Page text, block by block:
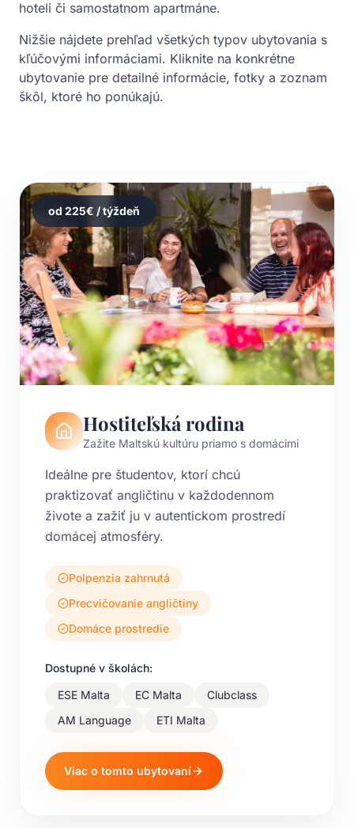
hoteli či samostatnom apartmáne.
Nižšie nájdete prehľad všetkých typov ubytovania s
kľúčovými informáciami. Kliknite na konkrétne
ubytovanie pre detailné informácie, fotky a zoznam
škôl, ktoré ho ponúkajú.
od 225€ / týždeň
Hostiteľská rodina
Zažite Maltskú kultúru priamo s domácimi
Ideálne pre študentov, ktorí chcú
praktizovať angličtinu v každodennom
živote a zažiť ju v autentickom prostredí
domácej atmosféry.
Polpenzia zahrnutá
Precvičovanie angličtiny
Domáce prostredie
Dostupné v školách:
ESE Malta
EC Malta
Clubclass
AM Language
ETI Malta
Viac o tomto ubytovaní